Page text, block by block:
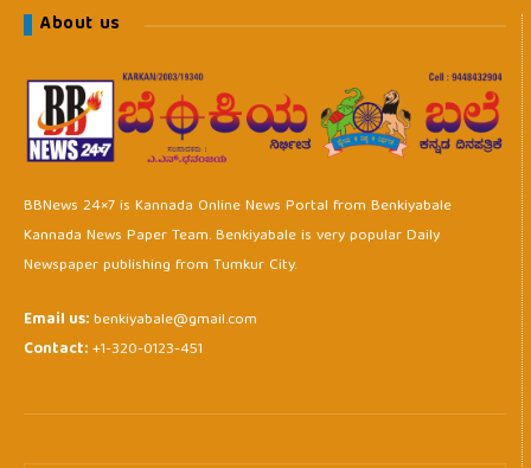
About us
BBNews 24×7 is Kannada Online News Portal from Benkiyabale
Kannada News Paper Team. Benkiyabale is very popular Daily
Newspaper publishing from Tumkur City.
Email us:benkiyabale@gmail.com
Contact:+1-320-0123-451